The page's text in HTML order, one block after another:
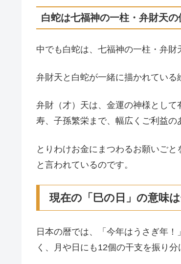
白蛇は七福神の一柱・弁財天
中でも白蛇は、七福神の一柱・弁財
弁財天と白蛇が一緒に描かれてい
弁財（才）天は、金運の神様とし
寿、子孫繁栄まで、幅広くご利益の
とりわけお金にまつわるお願いご
と言われているのです。
現在の「巳の日」の意味
日本の暦では、「今年はうさぎ年
く、月や日にも12個の干支を振り分